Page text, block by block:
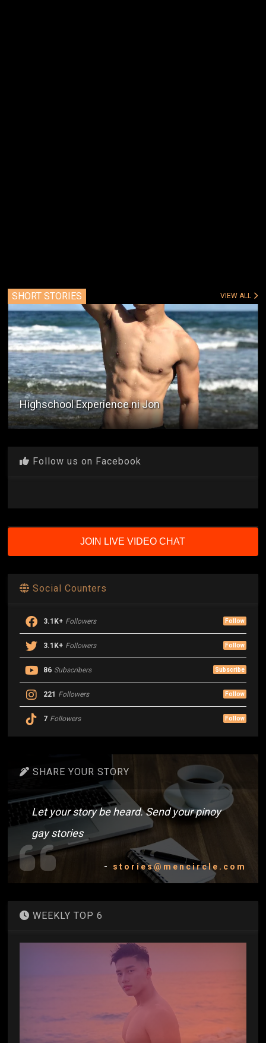
SHORT STORIES VIEW ALL
Encounter With A Taxi Driver
Follow us on Facebook
JOIN LIVE VIDEO CHAT
Social Counters
3.1K+ Followers Follow
3.1K+ Followers Follow
86 Subscribers Subscribe
221 Followers Follow
7 Followers Follow
SHARE YOUR STORY
Let your story be heard. Send your pinoy
gay stories
- stories@mencircle.com
WEEKLY TOP 6